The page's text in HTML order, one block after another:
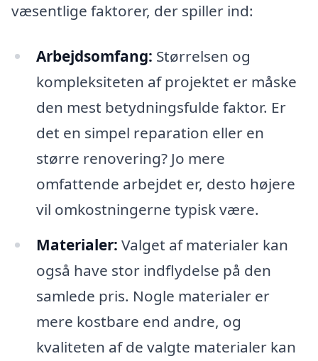
væsentlige faktorer, der spiller ind:
Arbejdsomfang: Størrelsen og
kompleksiteten af projektet er måske
den mest betydningsfulde faktor. Er
det en simpel reparation eller en
større renovering? Jo mere
omfattende arbejdet er, desto højere
vil omkostningerne typisk være.
Materialer: Valget af materialer kan
også have stor indflydelse på den
samlede pris. Nogle materialer er
mere kostbare end andre, og
kvaliteten af de valgte materialer kan